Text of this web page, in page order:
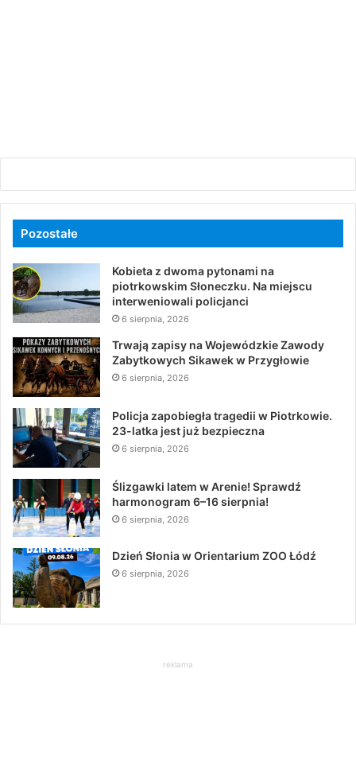
Pozostałe
Kobieta z dwoma pytonami na
piotrkowskim Słoneczku. Na miejscu
interweniowali policjanci
6 sierpnia, 2026
Trwają zapisy na Wojewódzkie Zawody
Zabytkowych Sikawek w Przygłowie
6 sierpnia, 2026
Policja zapobiegła tragedii w Piotrkowie.
23-latka jest już bezpieczna
6 sierpnia, 2026
Ślizgawki latem w Arenie! Sprawdź
harmonogram 6–16 sierpnia!
6 sierpnia, 2026
Dzień Słonia w Orientarium ZOO Łódź
6 sierpnia, 2026
reklama